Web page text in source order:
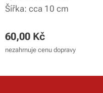
Šířka: cca 10 cm
60,00 Kč
nezahrnuje cenu dopravy